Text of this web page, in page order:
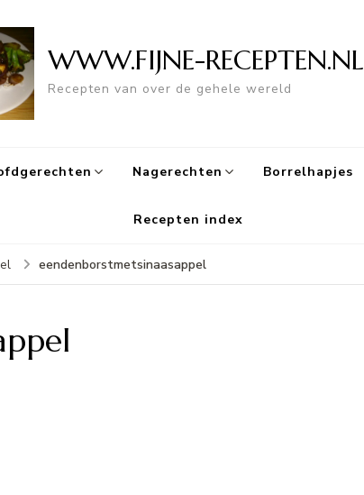
WWW.FIJNE-RECEPTEN.NL
Recepten van over de gehele wereld
Nagerechten Borrelhapjes
Recepten index
eendenborstmetsinaasappel